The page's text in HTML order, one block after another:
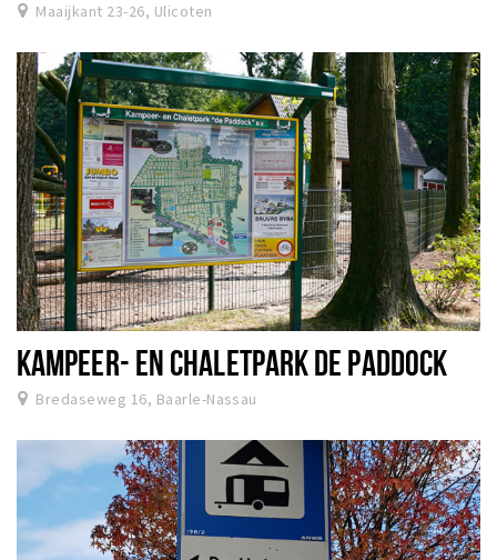
Maaijkant 23-26, Ulicoten
KAMPEER- EN CHALETPARK DE PADDOCK
Bredaseweg 16, Baarle-Nassau